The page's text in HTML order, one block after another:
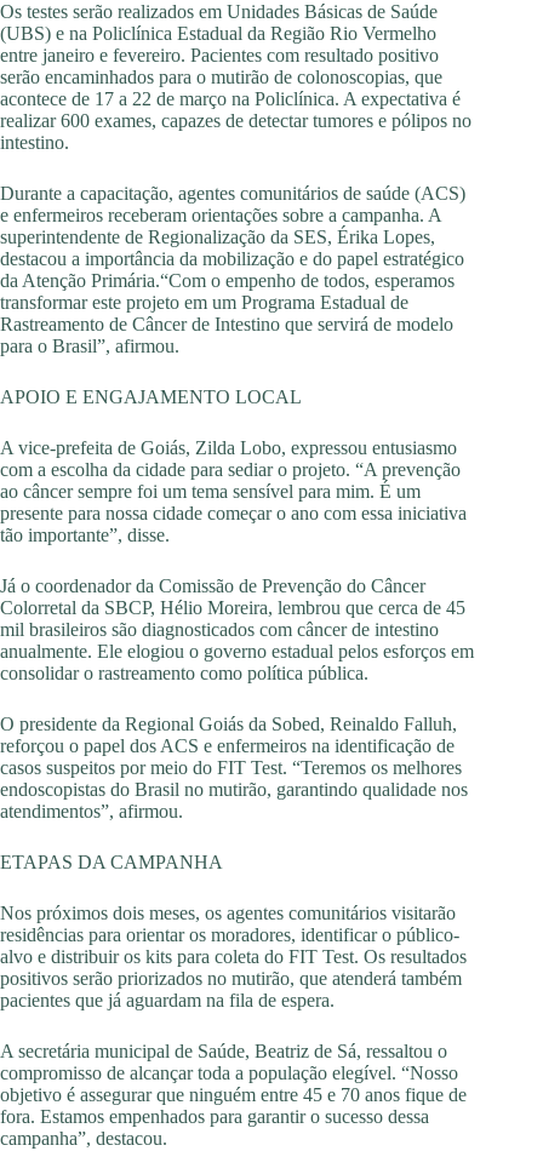
Os testes serão realizados em Unidades Básicas de Saúde
(UBS) e na Policlínica Estadual da Região Rio Vermelho
entre janeiro e fevereiro. Pacientes com resultado positivo
serão encaminhados para o mutirão de colonoscopias, que
acontece de 17 a 22 de março na Policlínica. A expectativa é
realizar 600 exames, capazes de detectar tumores e pólipos no
intestino.
Durante a capacitação, agentes comunitários de saúde (ACS)
e enfermeiros receberam orientações sobre a campanha. A
superintendente de Regionalização da SES, Érika Lopes,
destacou a importância da mobilização e do papel estratégico
da Atenção Primária.“Com o empenho de todos, esperamos
transformar este projeto em um Programa Estadual de
Rastreamento de Câncer de Intestino que servirá de modelo
para o Brasil”, afirmou.
APOIO E ENGAJAMENTO LOCAL
A vice-prefeita de Goiás, Zilda Lobo, expressou entusiasmo
com a escolha da cidade para sediar o projeto. “A prevenção
ao câncer sempre foi um tema sensível para mim. É um
presente para nossa cidade começar o ano com essa iniciativa
tão importante”, disse.
Já o coordenador da Comissão de Prevenção do Câncer
Colorretal da SBCP, Hélio Moreira, lembrou que cerca de 45
mil brasileiros são diagnosticados com câncer de intestino
anualmente. Ele elogiou o governo estadual pelos esforços em
consolidar o rastreamento como política pública.
O presidente da Regional Goiás da Sobed, Reinaldo Falluh,
reforçou o papel dos ACS e enfermeiros na identificação de
casos suspeitos por meio do FIT Test. “Teremos os melhores
endoscopistas do Brasil no mutirão, garantindo qualidade nos
atendimentos”, afirmou.
ETAPAS DA CAMPANHA
Nos próximos dois meses, os agentes comunitários visitarão
residências para orientar os moradores, identificar o público-
alvo e distribuir os kits para coleta do FIT Test. Os resultados
positivos serão priorizados no mutirão, que atenderá também
pacientes que já aguardam na fila de espera.
A secretária municipal de Saúde, Beatriz de Sá, ressaltou o
compromisso de alcançar toda a população elegível. “Nosso
objetivo é assegurar que ninguém entre 45 e 70 anos fique de
fora. Estamos empenhados para garantir o sucesso dessa
campanha”, destacou.